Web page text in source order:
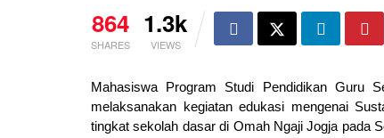
864
SHARES
1.3k
VIEWS
Mahasiswa Program Studi Pendidikan Guru
melaksanakan kegiatan edukasi mengenai
tingkat sekolah dasar di Omah Ngaji Jogja pada